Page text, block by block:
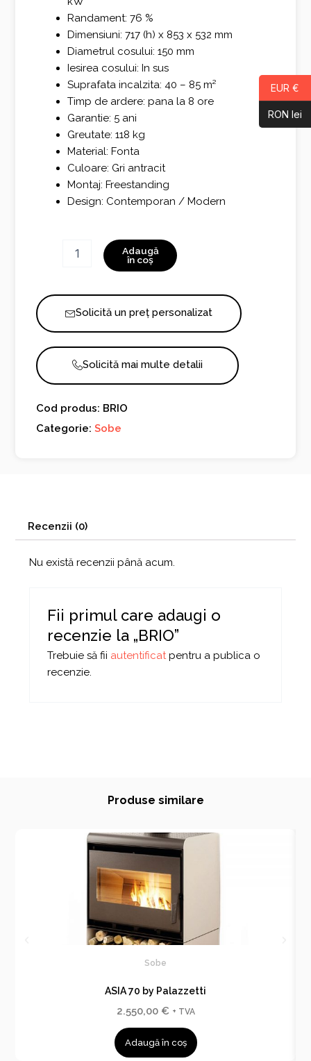
Randament: 76 %
Dimensiuni: 717 (h) x 853 x 532 mm
Diametrul cosului: 150 mm
Iesirea cosului: In sus
Suprafata incalzita: 40 – 85 m²
Timp de ardere: pana la 8 ore
Garantie: 5 ani
Greutate: 118 kg
Material: Fonta
Culoare: Gri antracit
Montaj: Freestanding
Design: Contemporan / Modern
Adaugă
în coș
Solicită un preț personalizat
Solicită mai multe detalii
Cod produs: BRIO
Categorie:Sobe
Recenzii (0)
Nu există recenzii până acum.
Fii primul care adaugi o
recenzie la „BRIO”
Trebuie să fii autentificatpentru a publica o
recenzie.
Produse similare
Sobe
ASIA 70 by Palazzetti
2.550,00 € + TVA
Adaugă în coș
EUR €
RON lei